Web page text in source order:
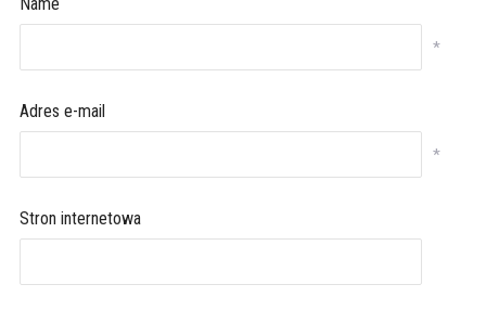
*
Adres e-mail
*
Stron internetowa